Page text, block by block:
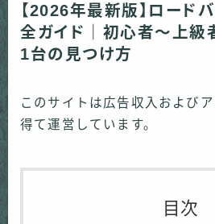
【2026年最新版】ロード
全ガイド｜初心者〜上級
1台の見つけ方
このサイトは広告収入および
得て運営しています。
目次